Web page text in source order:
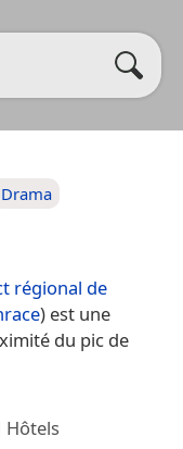
régional de
) est une
du pic de
Hôtels